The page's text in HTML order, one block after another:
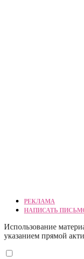
РЕКЛАМА
НАПИСАТЬ
Использование
указанием прямой